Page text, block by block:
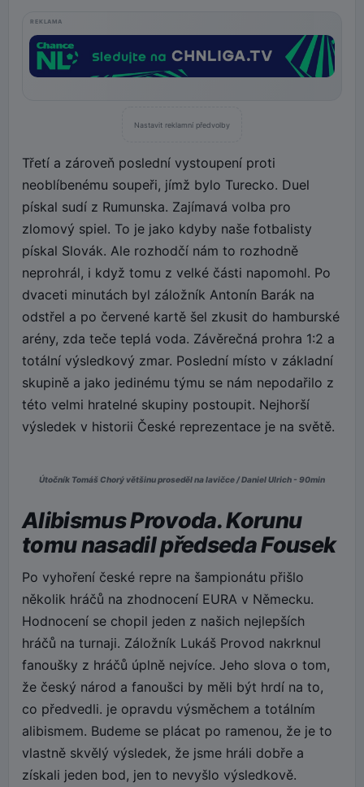
REKLAMA
Nastavit reklamní předvolby
Třetí a zároveň poslední vystoupení proti
neoblíbenému soupeři, jímž bylo Turecko. Duel
pískal sudí z Rumunska. Zajímavá volba pro
zlomový spiel. To je jako kdyby naše fotbalisty
pískal Slovák. Ale rozhodčí nám to rozhodně
neprohrál, i když tomu z velké části napomohl. Po
dvaceti minutách byl záložník Antonín Barák na
odstřel a po červené kartě šel zkusit do hamburské
arény, zda teče teplá voda. Závěrečná prohra 1:2 a
totální výsledkový zmar. Poslední místo v základní
skupině a jako jedinému týmu se nám nepodařilo z
této velmi hratelné skupiny postoupit. Nejhorší
výsledek v historii České reprezentace je na světě.
Útočník Tomáš Chorý většinu proseděl na lavičce / Daniel Ulrich - 90min
Alibismus Provoda. Korunu
tomu nasadil předseda Fousek
Po vyhoření české repre na šampionátu přišlo
několik hráčů na zhodnocení EURA v Německu.
Hodnocení se chopil jeden z našich nejlepších
hráčů na turnaji. Záložník Lukáš Provod nakrknul
fanoušky z hráčů úplně nejvíce. Jeho slova o tom,
že český národ a fanoušci by měli být hrdí na to,
co předvedli. je opravdu výsměchem a totálním
alibismem. Budeme se plácat po ramenou, že je to
vlastně skvělý výsledek, že jsme hráli dobře a
získali jeden bod, jen to nevyšlo výsledkově.